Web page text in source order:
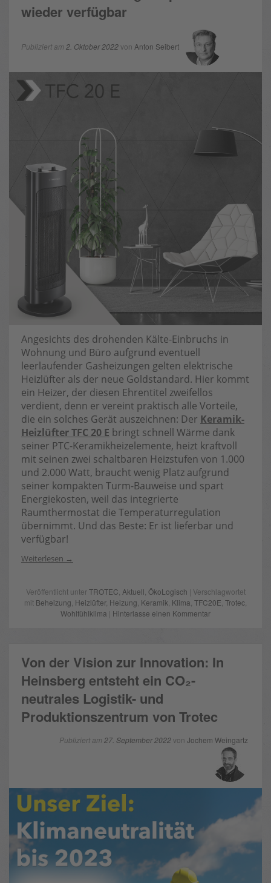
wieder verfügbar
Publiziert am 2. Oktober 2022von Anton Seibert
Angesichts des drohenden Kälte-Einbruchs in
Wohnung und Büro aufgrund eventuell
leerlaufender Gasheizungen gelten elektrische
Heizlüfter als der neue Goldstandard. Hier kommt
ein Heizer, der diesen Ehrentitel zweifellos
verdient, denn er vereint praktisch alle Vorteile,
die ein solches Gerät auszeichnen: Der Keramik-
Heizlüfter TFC 20 E bringt schnell Wärme dank
seiner PTC-Keramikheizelemente, heizt kraftvoll
mit seinen zwei schaltbaren Heizstufen von 1.000
und 2.000 Watt, braucht wenig Platz aufgrund
seiner kompakten Turm-Bauweise und spart
Energiekosten, weil das integrierte
Raumthermostat die Temperaturregulation
übernimmt. Und das Beste: Er ist lieferbar und
verfügbar!
Weiterlesen
Veröffentlicht unterTROTEC Aktuell ÖkoLogisch | Verschlagwortet
mit Beheizung Heizlüfter, Heizung Keramik Klima TFC20E Trotec
Wohlfühlklima | Hinterlasse einen Kommentar
Von der Vision zur Innovation: In
Heinsberg entsteht ein CO₂-
neutrales Logistik- und
Produktionszentrum von Trotec
Publiziert am 27. September 2022von Jochem Weingartz